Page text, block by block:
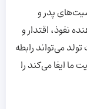
پدر و
نفوذ، اقتدار و
می‌تواند رابطه
ما ایفا می‌کند را